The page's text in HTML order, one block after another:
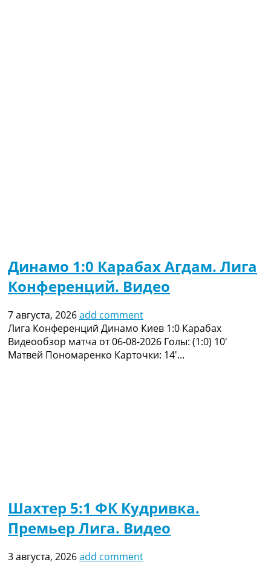
Динамо 1:0 Карабах Агдам. Лига
Конференций. Видео
7 августа, 2026add comment
Лига Конференций Динамо Киев 1:0 Карабах
Видеообзор матча от 06-08-2026 Голы: (1:0) 10′
Матвей Пономаренко Карточки: 14′...
Шахтер 5:1 ФК Кудривка.
Премьер Лига. Видео
3 августа, 2026add comment